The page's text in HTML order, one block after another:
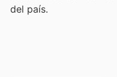
del país.